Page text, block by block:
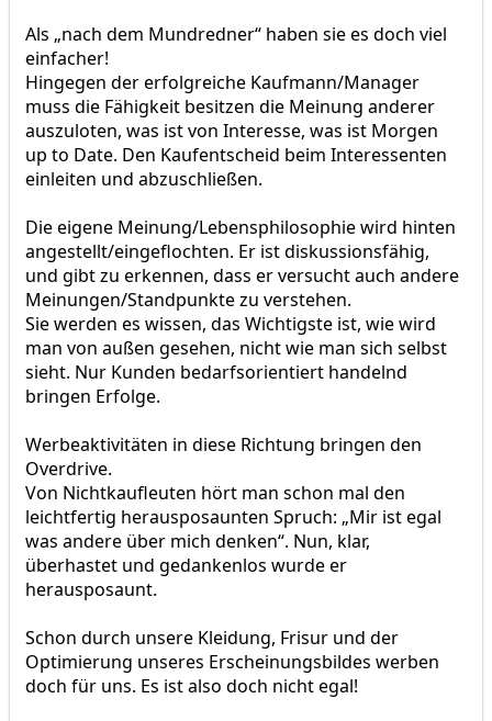
Als „nach dem Mundredner“ haben sie es doch viel
einfacher!
Hingegen der erfolgreiche Kaufmann/Manager
muss die Fähigkeit besitzen die Meinung anderer
auszuloten, was ist von Interesse, was ist Morgen
up to Date. Den Kaufentscheid beim Interessenten
einleiten und abzuschließen.
Die eigene Meinung/Lebensphilosophie wird hinten
angestellt/eingeflochten. Er ist diskussionsfähig,
und gibt zu erkennen, dass er versucht auch andere
Meinungen/Standpunkte zu verstehen.
Sie werden es wissen, das Wichtigste ist, wie wird
man von außen gesehen, nicht wie man sich selbst
sieht. Nur Kunden bedarfsorientiert handelnd
bringen Erfolge.
Werbeaktivitäten in diese Richtung bringen den
Overdrive.
Von Nichtkaufleuten hört man schon mal den
leichtfertig herausposaunten Spruch: „Mir ist egal
was andere über mich denken“. Nun, klar,
überhastet und gedankenlos wurde er
herausposaunt.
Schon durch unsere Kleidung, Frisur und der
Optimierung unseres Erscheinungsbildes werben
doch für uns. Es ist also doch nicht egal!